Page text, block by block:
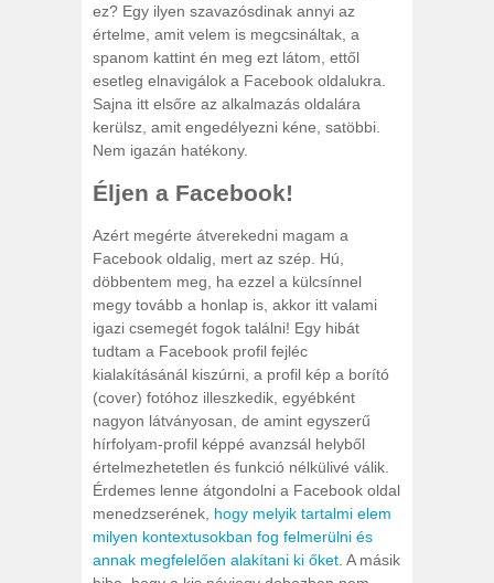
ez? Egy ilyen szavazósdinak annyi az
értelme, amit velem is megcsináltak, a
spanom kattint én meg ezt látom, ettől
esetleg elnavigálok a Facebook oldalukra.
Sajna itt elsőre az alkalmazás oldalára
kerülsz, amit engedélyezni kéne, satöbbi.
Nem igazán hatékony.
Éljen a Facebook!
Azért megérte átverekedni magam a
Facebook oldalig, mert az szép. Hú,
döbbentem meg, ha ezzel a külcsínnel
megy tovább a honlap is, akkor itt valami
igazi csemegét fogok találni! Egy hibát
tudtam a Facebook profil fejléc
kialakításánál kiszúrni, a profil kép a borító
(cover) fotóhoz illeszkedik, egyébként
nagyon látványosan, de amint egyszerű
hírfolyam-profil képpé avanzsál helyből
értelmezhetetlen és funkció nélkülivé válik.
Érdemes lenne átgondolni a Facebook oldal
menedzserének, hogy melyik tartalmi elem
milyen kontextusokban fog felmerülni és
annak megfelelően alakítani ki őket . A másik